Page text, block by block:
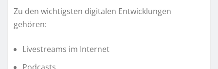
Zu den wichtigsten digitalen Entwicklungen
gehören:
Livestreams im Internet